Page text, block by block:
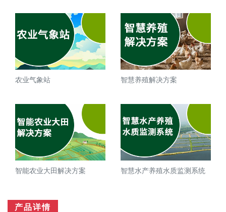
农业气象站 智慧养殖解决方案
智能农业大田解决方案 智慧水产养殖水质监测系统
产品详情